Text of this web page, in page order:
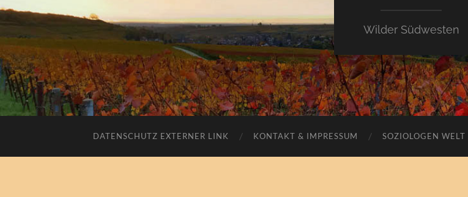
Wilder Südwesten
DATENSCHUTZ EXTERNER LINK KONTAKT & IMPRESSUM SOZIOLOGEN WELT